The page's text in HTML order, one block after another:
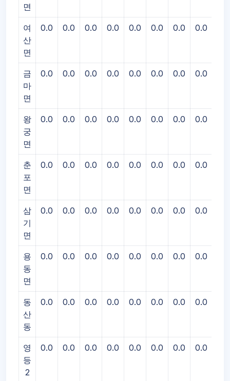
면
여
산
면
0.0 0.0 0.0 0.0 0.0 0.0 0.0 0.0
금
마
면
0.0 0.0 0.0 0.0 0.0 0.0 0.0 0.0
왕
궁
면
0.0 0.0 0.0 0.0 0.0 0.0 0.0 0.0
춘
포
면
0.0 0.0 0.0 0.0 0.0 0.0 0.0 0.0
삼
기
면
0.0 0.0 0.0 0.0 0.0 0.0 0.0 0.0
용
동
면
0.0 0.0 0.0 0.0 0.0 0.0 0.0 0.0
동
산
동
0.0 0.0 0.0 0.0 0.0 0.0 0.0 0.0
영
등
2
0.0 0.0 0.0 0.0 0.0 0.0 0.0 0.0